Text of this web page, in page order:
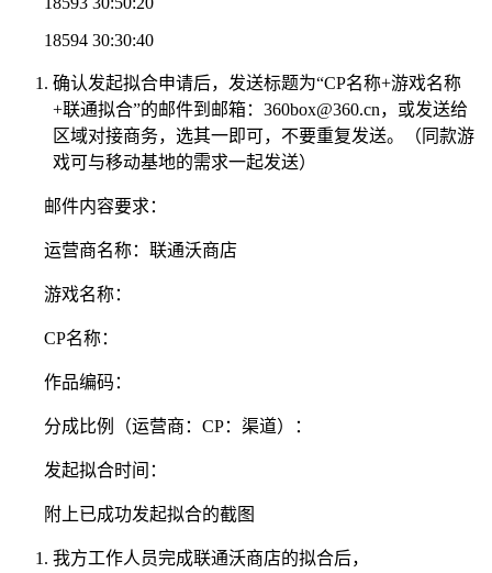
18594 30:30:40
确认发起拟合申请后，发送标题为“CP名称+游戏名称
+联通拟合”的邮件到邮箱：360box@360.cn，或发送给
区域对接商务，选其一即可，不要重复发送。（同款游
戏可与移动基地的需求一起发送）
邮件内容要求：
运营商名称：联通沃商店
游戏名称：
CP名称：
作品编码：
分成比例（运营商：CP：渠道）：
发起拟合时间：
附上已成功发起拟合的截图
我方工作人员完成联通沃商店的拟合后，